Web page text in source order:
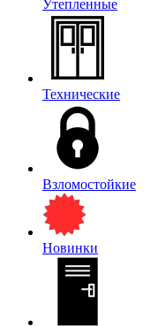
Утепленные
Технические
Взломостойкие
Новинки